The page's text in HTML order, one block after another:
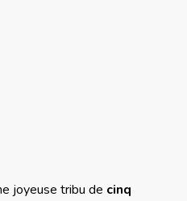
joyeuse tribu de cinq